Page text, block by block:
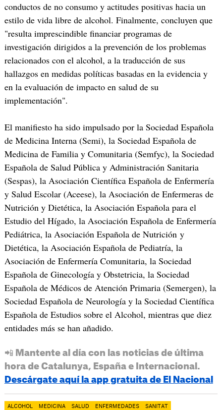
conductos de no consumo y actitudes positivas hacia un
estilo de vida libre de alcohol. Finalmente, concluyen que
"resulta imprescindible financiar programas de
investigación dirigidos a la prevención de los problemas
relacionados con el alcohol, a la traducción de sus
hallazgos en medidas políticas basadas en la evidencia y
en la evaluación de impacto en salud de su
implementación".
El manifiesto ha sido impulsado por la Sociedad Española
de Medicina Interna (Semi), la Sociedad Española de
Medicina de Familia y Comunitaria (Semfyc), la Sociedad
Española de Salud Pública y Administración Sanitaria
(Sespas), la Asociación Científica Española de Enfermería
y Salud Escolar (Aceese), la Asociación de Enfermeras de
Nutrición y Dietética, la Asociación Española para el
Estudio del Hígado, la Asociación Española de Enfermería
Pediátrica, la Asociación Española de Nutrición y
Dietética, la Asociación Española de Pediatría, la
Asociación de Enfermería Comunitaria, la Sociedad
Española de Ginecología y Obstetricia, la Sociedad
Española de Médicos de Atención Primaria (Semergen), la
Sociedad Española de Neurología y la Sociedad Científica
Española de Estudios sobre el Alcohol, mientras que diez
entidades más se han añadido.
📲 Mantente al día con las noticias de última
hora de Catalunya, España e Internacional.
Descárgate aquí la app gratuita de El Nacional
ALCOHOL MEDICINA SALUD ENFERMEDADES SANITAT